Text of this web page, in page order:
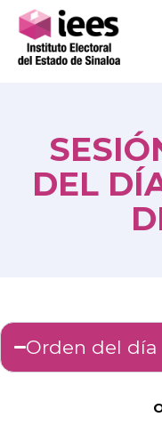
DEL
Orden del día